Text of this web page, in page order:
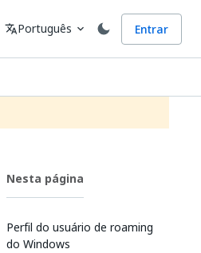
Idioma
translatePortuguês expand_more Entrar
Nesta página
Perfil do usuário de roaming
do Windows